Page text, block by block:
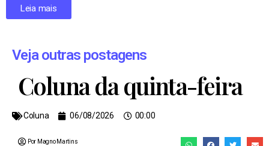
Leia mais
Veja outras postagens
Coluna da quinta-feira
Coluna 06/08/2026 00:00
Por Magno Martins